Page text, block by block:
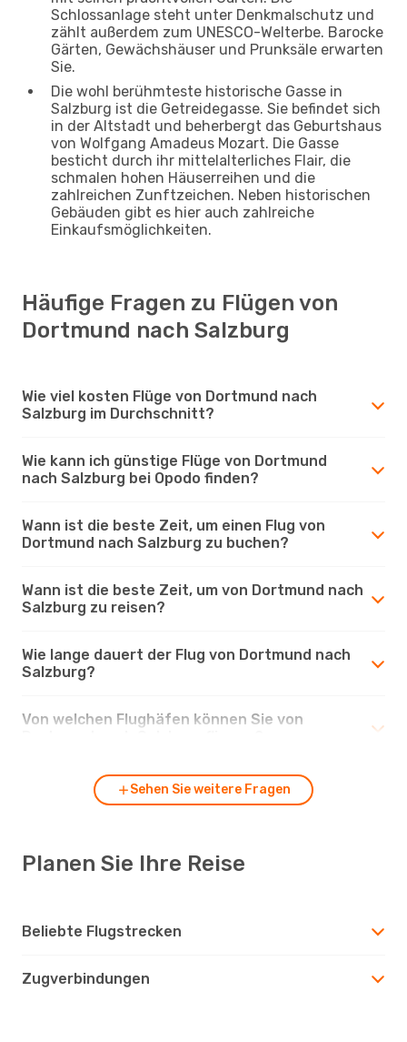
Schlossanlage steht unter Denkmalschutz und
zählt außerdem zum UNESCO-Welterbe. Barocke
Gärten, Gewächshäuser und Prunksäle erwarten
Sie.
Die wohl berühmteste historische Gasse in
Salzburg ist die Getreidegasse. Sie befindet sich
in der Altstadt und beherbergt das Geburtshaus
von Wolfgang Amadeus Mozart. Die Gasse
besticht durch ihr mittelalterliches Flair, die
schmalen hohen Häuserreihen und die
zahlreichen Zunftzeichen. Neben historischen
Gebäuden gibt es hier auch zahlreiche
Einkaufsmöglichkeiten.
Häufige Fragen zu Flügen von
Dortmund nach Salzburg
Wie viel kosten Flüge von Dortmund nach
Salzburg im Durchschnitt?
Wie kann ich günstige Flüge von Dortmund
nach Salzburg bei Opodo finden?
Wann ist die beste Zeit, um einen Flug von
Dortmund nach Salzburg zu buchen?
Wann ist die beste Zeit, um von Dortmund nach
Salzburg zu reisen?
Wie lange dauert der Flug von Dortmund nach
Salzburg?
Von welchen Flughäfen können Sie von
Sehen Sie weitere Fragen
Planen Sie Ihre Reise
Beliebte Flugstrecken
Zugverbindungen